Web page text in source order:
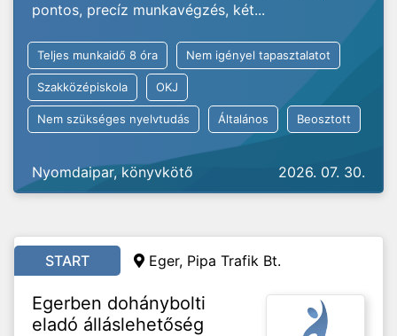
pontos, precíz munkavégzés, két...
Teljes munkaidő 8 óra Nem igényel tapasztalatot
Szakközépiskola OKJ
Nem szükséges nyelvtudás Általános Beosztott
Nyomdaipar, könyvkötő 2026. 07. 30.
START Eger, Pipa Trafik Bt.
Egerben dohánybolti
eladó álláslehetőség